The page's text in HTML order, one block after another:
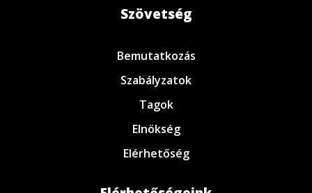
Szövetség
Bemutatkozás
Szabályzatok
Tagok
Elnökség
Elérhetőség